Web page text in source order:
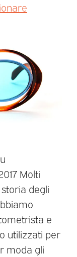
Molti
degli
e
utilizzati per
moda gli